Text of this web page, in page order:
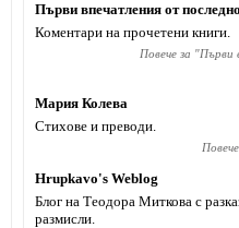
Първи впечатления от
Коментари на прочетени книги.
Повече за "Първи
Мария Колева
Стихове и преводи.
Hrupkavo's Weblog
Блог на Теодора Миткова с
размисли.